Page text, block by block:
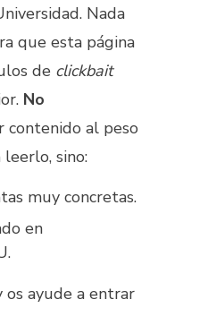
Nada
que esta página
de clickbait
No
contenido al peso
sino:
muy concretas.
en
os ayude a entrar